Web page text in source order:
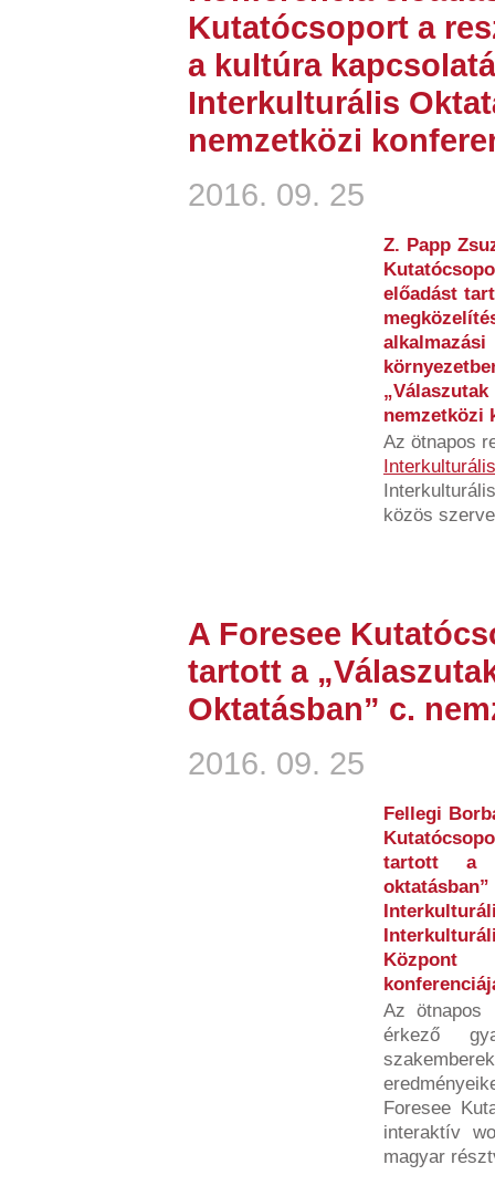
Kutatócsoport a
a kultúra
Interkulturális
nemzetközi
2016. 09. 25
Z. Papp
előadást
nemzetközi
Az ötnapos
közös
A Foresee
tartott a
Oktatásban” c.
2016. 09. 25
Fellegi
tartott a
Központ
Az ötnapos
érkező
Foresee
interaktív
magyar